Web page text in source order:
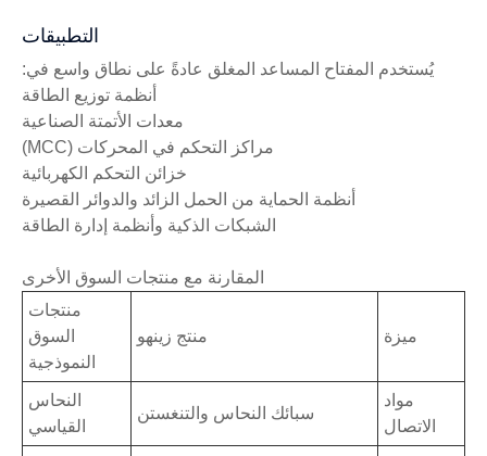
التطبيقات
يُستخدم المفتاح المساعد المغلق عادةً على نطاق واسع في:
أنظمة توزيع الطاقة
معدات الأتمتة الصناعية
مراكز التحكم في المحركات (MCC)
خزائن التحكم الكهربائية
أنظمة الحماية من الحمل الزائد والدوائر القصيرة
الشبكات الذكية وأنظمة إدارة الطاقة
المقارنة مع منتجات السوق الأخرى
ميزة منتج زينهو
منتجات
السوق
النموذجية
مواد
الاتصال
سبائك النحاس والتنغستن
النحاس
القياسي